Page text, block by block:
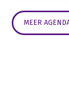
MEER